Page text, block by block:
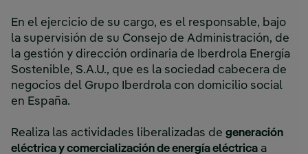
En el ejercicio de su cargo, es el responsable, bajo
la supervisión de su Consejo de Administración, de
la gestión y dirección ordinaria de Iberdrola Energía
Sostenible, S.A.U., que es la sociedad cabecera de
negocios del Grupo Iberdrola con domicilio social
en España.
Realiza las actividades liberalizadas de generación
eléctrica y comercialización de energía eléctrica a